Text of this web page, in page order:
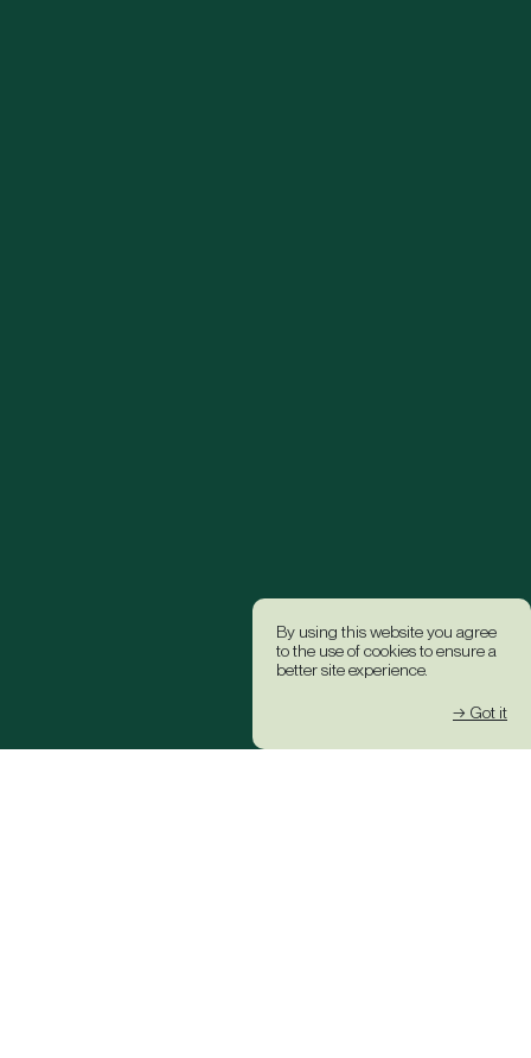
By using this website you agree
to the use of cookies to ensure a
better site experience.
→ Got it